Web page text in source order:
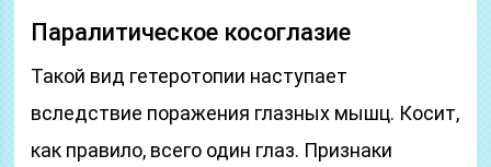
Паралитическое косоглазие
Такой вид гетеротопии наступает
вследствие поражения глазных мышц. Косит,
как правило, всего один глаз. Признаки